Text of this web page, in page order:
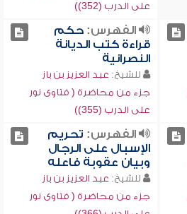
على الدرب (352))
الفهرس:حكم
قراءة كتب الديانة
النصرانية
للشيخ: عبد العزيز بن باز
جزء من محاضرة ( فتاوى نور
على الدرب (355))
الفهرس: تحريم
الإسبال على الرجال
وبيان عقوبة فاعله
للشيخ: عبد العزيز بن باز
جزء من محاضرة ( فتاوى نور